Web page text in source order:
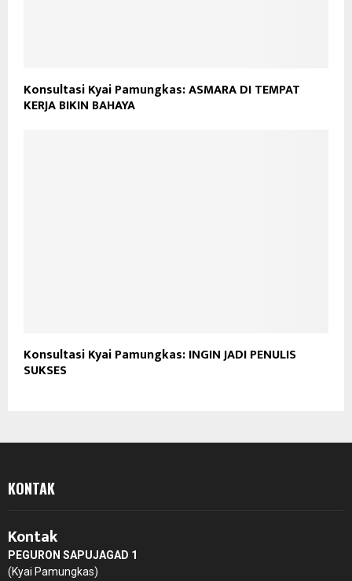
Konsultasi Kyai Pamungkas: ASMARA DI TEMPAT
KERJA BIKIN BAHAYA
Konsultasi Kyai Pamungkas: INGIN JADI PENULIS
SUKSES
KONTAK
Kontak
PEGURON SAPUJAGAD 1
(Kyai Pamungkas)